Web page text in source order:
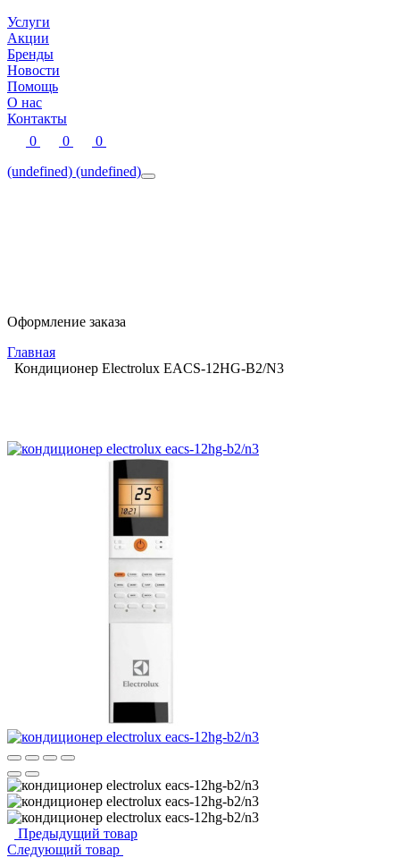
Услуги
Акции
Бренды
Новости
Помощь
О нас
Контакты
0
0
0
(undefined) (undefined)
Оформление заказа
Главная
Кондиционер Electrolux EACS-12HG-B2/N3
Предыдущий товар
Следующий товар